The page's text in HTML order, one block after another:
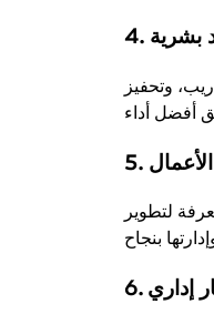
4. بشرية
وتحفيز
5.
لتطوير
6. إداري